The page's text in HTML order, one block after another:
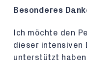
Besonderes
Ich möchte den
dieser intensiven
unterstützt